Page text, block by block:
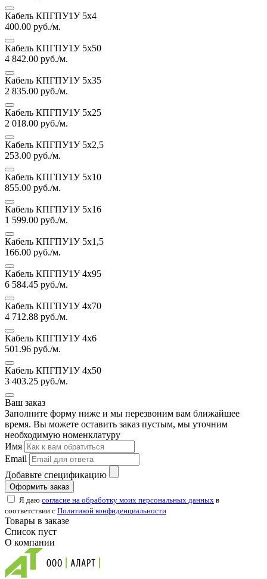
Кабель КПГПУ1У 5х4
400.00 руб./м.
Кабель КПГПУ1У 5х50
4 842.00 руб./м.
Кабель КПГПУ1У 5х35
2 835.00 руб./м.
Кабель КПГПУ1У 5х25
2 018.00 руб./м.
Кабель КПГПУ1У 5х2,5
253.00 руб./м.
Кабель КПГПУ1У 5х10
855.00 руб./м.
Кабель КПГПУ1У 5х16
1 599.00 руб./м.
Кабель КПГПУ1У 5х1,5
166.00 руб./м.
Кабель КПГПУ1У 4х95
6 584.45 руб./м.
Кабель КПГПУ1У 4х70
4 712.88 руб./м.
Кабель КПГПУ1У 4х6
501.96 руб./м.
Кабель КПГПУ1У 4х50
3 403.25 руб./м.
Ваш заказ
Заполните форму ниже и мы перезвоним вам ближайшее
время. Вы можете оставить заказ пустым, мы уточним
необходимую номенклатуру
Имя
Email
Добавьте спецификацию
Оформить заказ
Я даю согласие на обработку моих персональных данных в
соответствии с Политикой конфиденциальности
Товары в заказе
Список пуст
О компании